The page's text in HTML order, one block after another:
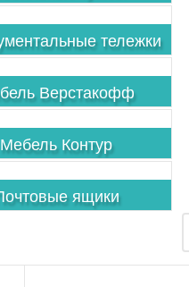
тележки
Верстакофф
Мебель Контур
ящики